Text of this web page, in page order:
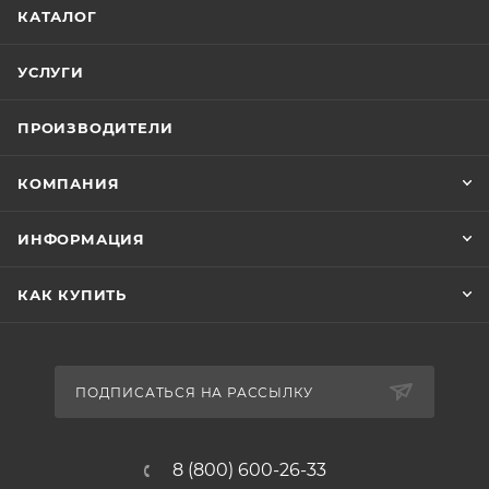
КАТАЛОГ
УСЛУГИ
ПРОИЗВОДИТЕЛИ
КОМПАНИЯ
ИНФОРМАЦИЯ
КАК КУПИТЬ
ПОДПИСАТЬСЯ НА РАССЫЛКУ
8 (800) 600-26-33